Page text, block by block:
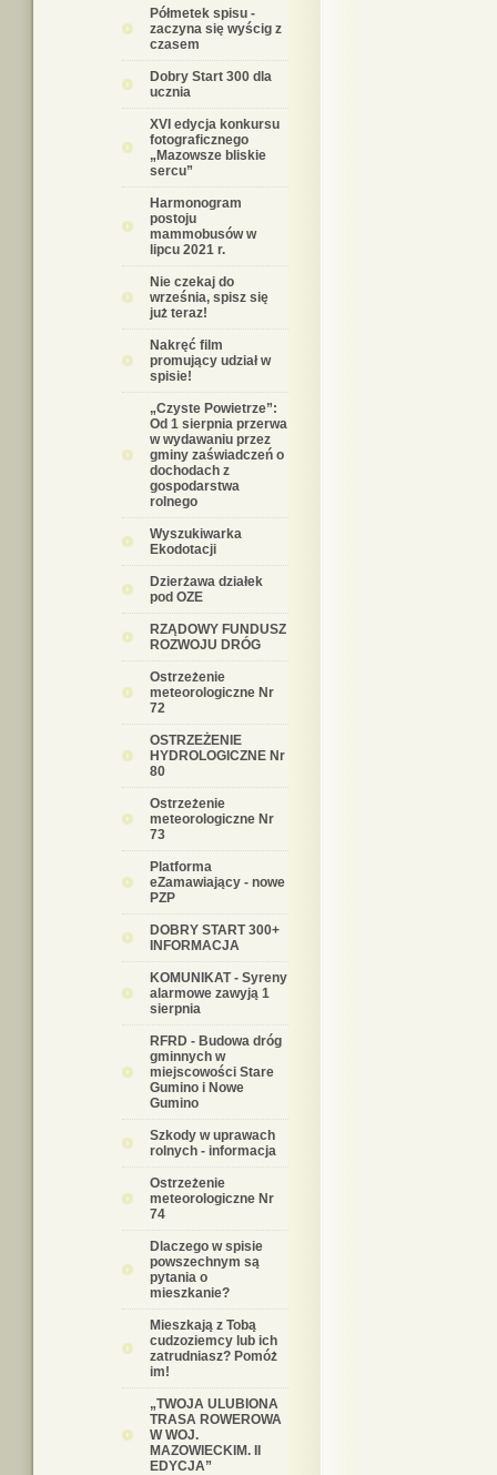
Półmetek spisu -
zaczyna się wyścig z
czasem
Dobry Start 300 dla
ucznia
XVI edycja konkursu
fotograficznego
„Mazowsze bliskie
sercu”
Harmonogram
postoju
mammobusów w
lipcu 2021 r.
Nie czekaj do
września, spisz się
już teraz!
Nakręć film
promujący udział w
spisie!
„Czyste Powietrze”:
Od 1 sierpnia przerwa
w wydawaniu przez
gminy zaświadczeń o
dochodach z
gospodarstwa
rolnego
Wyszukiwarka
Ekodotacji
Dzierżawa działek
pod OZE
RZĄDOWY FUNDUSZ
ROZWOJU DRÓG
Ostrzeżenie
meteorologiczne Nr
72
OSTRZEŻENIE
HYDROLOGICZNE Nr
80
Ostrzeżenie
meteorologiczne Nr
73
Platforma
eZamawiający - nowe
PZP
DOBRY START 300+
INFORMACJA
KOMUNIKAT - Syreny
alarmowe zawyją 1
sierpnia
RFRD - Budowa dróg
gminnych w
miejscowości Stare
Gumino i Nowe
Gumino
Szkody w uprawach
rolnych - informacja
Ostrzeżenie
meteorologiczne Nr
74
Dlaczego w spisie
powszechnym są
pytania o
mieszkanie?
Mieszkają z Tobą
cudzoziemcy lub ich
zatrudniasz? Pomóż
im!
„TWOJA ULUBIONA
TRASA ROWEROWA
W WOJ.
MAZOWIECKIM. II
EDYCJA”